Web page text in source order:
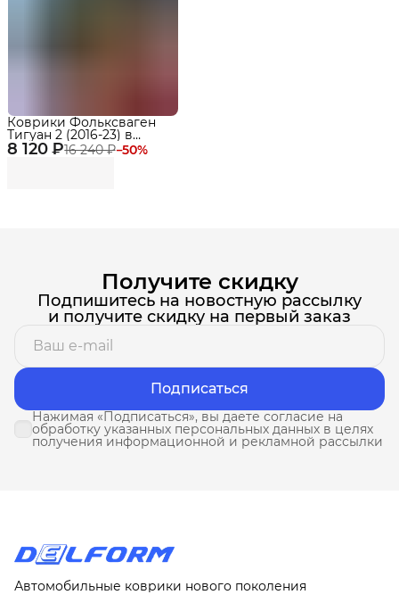
8 120 ₽16 240 ₽−50%
Коврики Фольксваген
Тигуан 2 (2016-23) в
салон Volkswagen Tiguan
2 с бортиками, эва, eva
Получите скидку
Подпишитесь на новостную рассылку
и получите скидку на первый заказ
Подписаться
Нажимая «Подписаться», вы даете согласие на
обработку указанных персональных данных в целях
получения информационной и рекламной рассылки
Автомобильные коврики нового поколения